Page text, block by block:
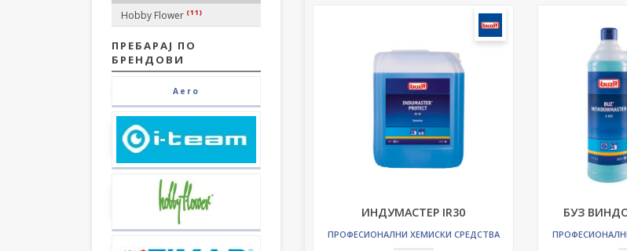
Hobby Flower (11)
ПРЕБАРАЈ ПО
БРЕНДОВИ
Aero
ИНДУМАСТЕР IR30
ПРОФЕСИОНАЛНИ ХЕМИСКИ СРЕДСТВА
БУЗ